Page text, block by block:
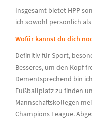
Insgesamt bietet HPP
ich sowohl persönlich
Wofür kannst du dich
Definitiv für Sport,
Besseres, um den Kopf
Dementsprechend bin
Fußballplatz zu finden
Mannschaftskollegen
Champions League.